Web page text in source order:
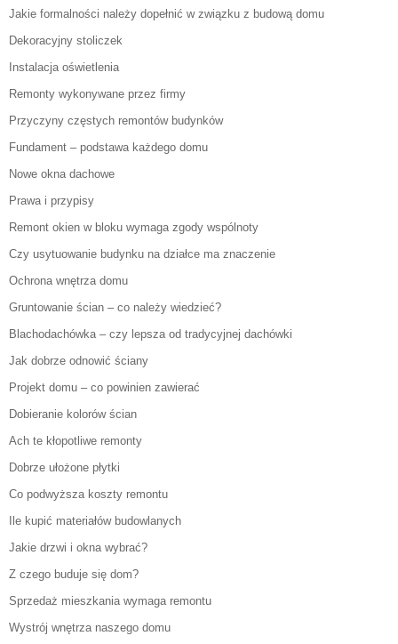
Jakie formalności należy dopełnić w związku z budową domu
Dekoracyjny stoliczek
Instalacja oświetlenia
Remonty wykonywane przez firmy
Przyczyny częstych remontów budynków
Fundament – podstawa każdego domu
Nowe okna dachowe
Prawa i przypisy
Remont okien w bloku wymaga zgody wspólnoty
Czy usytuowanie budynku na działce ma znaczenie
Ochrona wnętrza domu
Gruntowanie ścian – co należy wiedzieć?
Blachodachówka – czy lepsza od tradycyjnej dachówki
Jak dobrze odnowić ściany
Projekt domu – co powinien zawierać
Dobieranie kolorów ścian
Ach te kłopotliwe remonty
Dobrze ułożone płytki
Co podwyższa koszty remontu
Ile kupić materiałów budowlanych
Jakie drzwi i okna wybrać?
Z czego buduje się dom?
Sprzedaż mieszkania wymaga remontu
Wystrój wnętrza naszego domu